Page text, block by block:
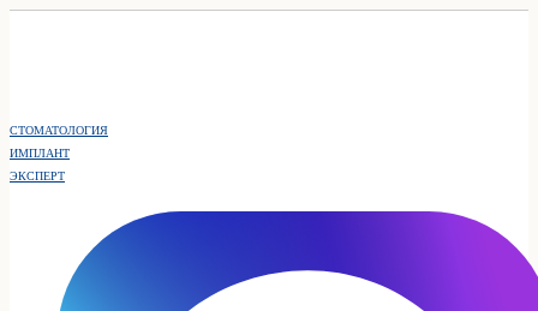
СТОМАТОЛОГИЯ
ИМПЛАНТ
ЭКСПЕРТ